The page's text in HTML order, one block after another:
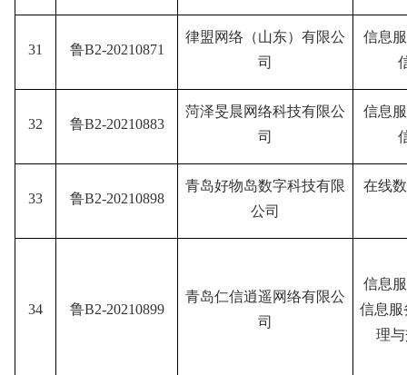
31 鲁B2-20210871
律盟网络（山东）有限公
司
信息
32 鲁B2-20210883
菏泽旻晨网络科技有限公
司
信息
33 鲁B2-20210898
青岛好物岛数字科技有限
公司
在线
34 鲁B2-20210899
青岛仁信逍遥网络有限公
司
信息
信息服
理